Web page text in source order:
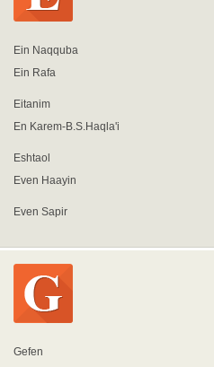
Ein Naqquba
Ein Rafa
Eitanim
En Karem-B.S.Haqla'i
Eshtaol
Even Haayin
Even Sapir
Gefen